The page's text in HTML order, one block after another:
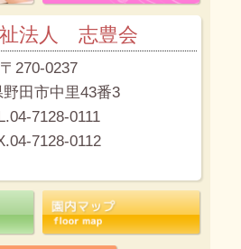
法人 志豊会
〒270-0237
田市中里43番3
7128-0111
7128-0112